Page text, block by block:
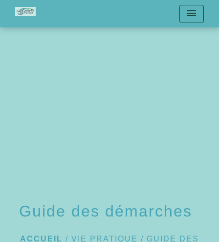
menu
Guide des démarches
ACCUEIL / VIE PRATIQUE / GUIDE DES